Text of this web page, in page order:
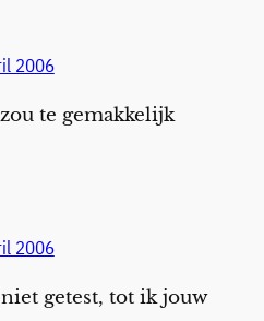
2006
te gemakkelijk
2006
getest, tot ik jouw